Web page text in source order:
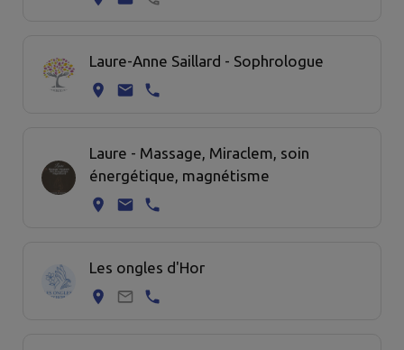
Laure-Anne Saillard - Sophrologue
Laure - Massage, Miraclem, soin
énergétique, magnétisme
Les ongles d'Hor